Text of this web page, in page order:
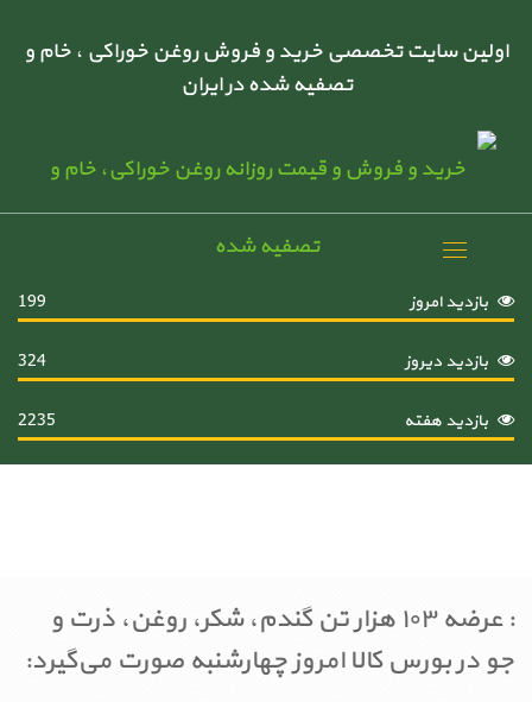
اولین سایت تخصصی خرید و فروش روغن خوراکی ، خام و
تصفیه شده در ایران
Toggle
بازدید امروز
199
بازدید دیروز 324
بازدید هفته 2235
: عرضه ۱۰۳ هزار تن گندم، شکر، روغن، ذرت و
جو در بورس کالا امروز چهارشنبه صورت می‌گیرد: